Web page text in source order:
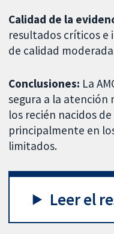
Calidad de la
resultados críticos e
de calidad
Conclusiones: La
segura a la
los recién nacidos
principalmente en
limitados.
Leer el